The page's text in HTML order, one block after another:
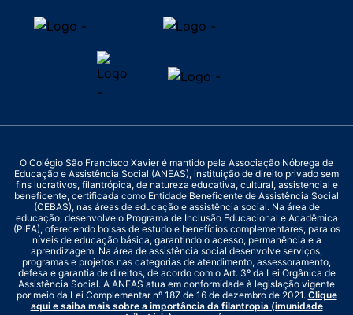
O Colégio São Francisco Xavier é mantido pela Associação Nóbrega de
Educação e Assistência Social (ANEAS), instituição de direito privado sem
fins lucrativos, filantrópica, de natureza educativa, cultural, assistencial e
beneficente, certificada como Entidade Beneficente de Assistência Social
(CEBAS), nas áreas de educação e assistência social. Na área de
educação, desenvolve o Programa de Inclusão Educacional e Acadêmica
(PIEA), oferecendo bolsas de estudo e benefícios complementares, para os
níveis de educação básica, garantindo o acesso, permanência e a
aprendizagem. Na área de assistência social desenvolve serviços,
programas e projetos nas categorias de atendimento, assessoramento,
defesa e garantia de direitos, de acordo com o Art. 3º da Lei Orgânica de
Assistência Social. A ANEAS atua em conformidade à legislação vigente
por meio da Lei Complementar nº 187 de 16 de dezembro de 2021. Clique
aqui e saiba mais sobre a importância da filantropia (imunidade